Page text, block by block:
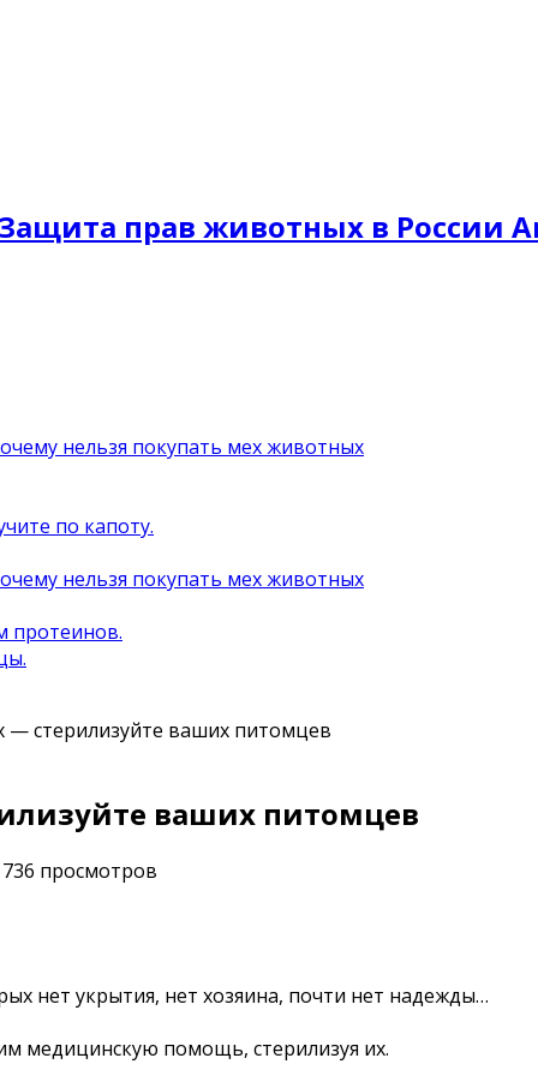
Защита прав животных в России
нельзя покупать мех животных
по капоту.
нельзя покупать мех животных
протеинов.
стерилизуйте ваших питомцев
ваших питомцев
736 просмотров
нет укрытия, нет хозяина, почти нет надежды…
медицинскую помощь, стерилизуя их.